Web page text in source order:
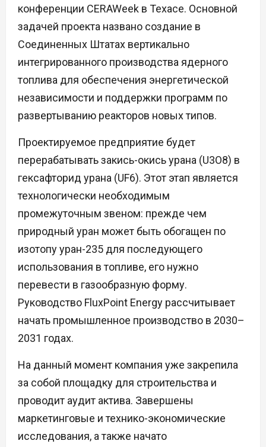
конференции CERAWeek в Техасе. Основной
задачей проекта названо создание в
Соединенных Штатах вертикально
интегрированного производства ядерного
топлива для обеспечения энергетической
независимости и поддержки программ по
развертыванию реакторов новых типов.
Проектируемое предприятие будет
перерабатывать закись-окись урана (U3O8) в
гексафторид урана (UF6). Этот этап является
технологически необходимым
промежуточным звеном: прежде чем
природный уран может быть обогащен по
изотопу уран-235 для последующего
использования в топливе, его нужно
перевести в газообразную форму.
Руководство FluxPoint Energy рассчитывает
начать промышленное производство в 2030–
2031 годах.
На данный момент компания уже закрепила
за собой площадку для строительства и
проводит аудит актива. Завершены
маркетинговые и технико-экономические
исследования, а также начато